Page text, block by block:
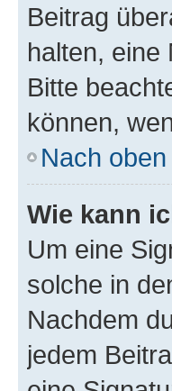
Beitrag
halten, eine
Bitte
können,
Nach oben
Wie kann
Um eine
solche in
Nachdem
jedem